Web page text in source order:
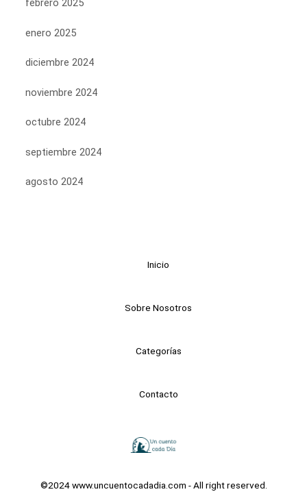
febrero 2025
enero 2025
diciembre 2024
noviembre 2024
octubre 2024
septiembre 2024
agosto 2024
Inicio
Sobre Nosotros
Categorías
Contacto
©2024 www.uncuentocadadia.com - All right reserved.